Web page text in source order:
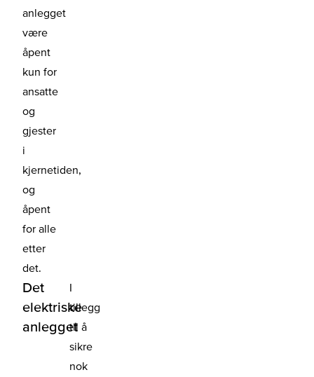
anlegget
være
åpent
kun for
ansatte
og
gjester
i
kjernetiden,
og
åpent
for alle
etter
det.
Det
elektriske
anlegget
I
tillegg
til å
sikre
nok